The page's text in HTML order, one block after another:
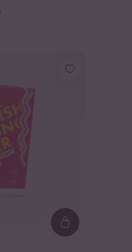
Loading...